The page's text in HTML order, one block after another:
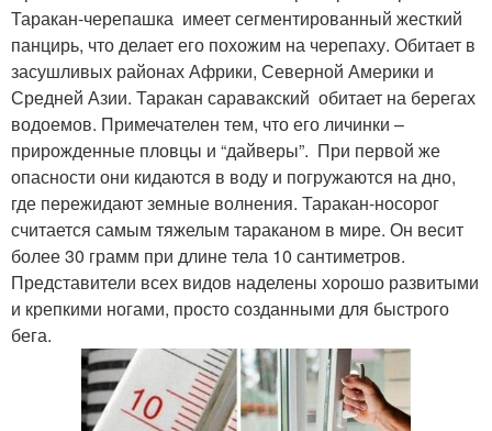
Таракан-черепашка имеет сегментированный жесткий
панцирь, что делает его похожим на черепаху. Обитает в
засушливых районах Африки, Северной Америки и
Средней Азии. Таракан саравакский обитает на берегах
водоемов. Примечателен тем, что его личинки –
прирожденные пловцы и “дайверы”. При первой же
опасности они кидаются в воду и погружаются на дно,
где пережидают земные волнения. Таракан-носорог
считается самым тяжелым тараканом в мире. Он весит
более 30 грамм при длине тела 10 сантиметров.
Представители всех видов наделены хорошо развитыми
и крепкими ногами, просто созданными для быстрого
бега.